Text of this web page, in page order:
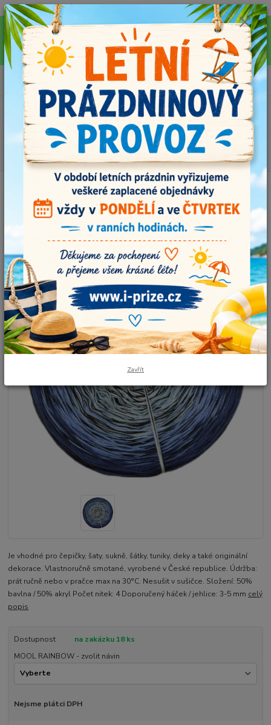
Pro rychlejší vyřízení Vašich dotazů, využijte během letních prázdnin náš
email info@i-prize.cz. Děkujeme. !!! POZOR ZMĚNA !!! V PONDĚLÍ 10.8.
NEVYŘIZUJEME ŽÁDNÉ OBJEDNÁVKY, ODESÍLAT BUDEME V ÚTERÝ
11.8. DĚKUJEME ZA POCHOPENÍ!
Menu
Hledat
+420704179566 0ks
za0,00 Kč
MOOL - vlastnoručně vyráběná klubíčka
MOOL RAINBOW č.510
MOOL RAINBOW č.510 4nitka
Je vhodné pro čepičky, šaty, sukně, šátky, tuniky, deky a také originální
dekorace. Vlastnoručně smotané, vyrobené v České republice. Údržba:
prát ručně nebo v pračce max na 30°C. Nesušit v sušičce. Složení: 50%
bavlna / 50% akryl Počet nitek: 4 Doporučený háček / jehlice: 3-5 mm celý
popis
Dostupnost
na zakázku 18 ks
MOOL RAINBOW - zvolit návin
Nejsme plátci DPH
Zavřít